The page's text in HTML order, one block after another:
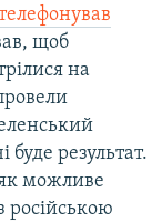
щоб
на
буде результат.
можливе
російською